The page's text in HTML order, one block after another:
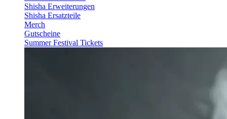
Shisha Erweiterungen
Shisha Ersatzteile
Merch
Gutscheine
Summer Festival Tickets